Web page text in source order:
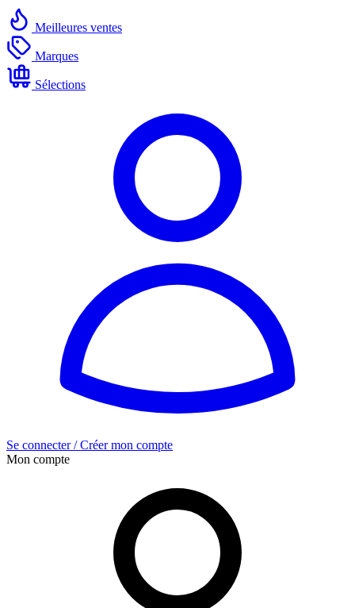
Meilleures ventes
Marques
Sélections
Se connecter / Créer mon compte
Mon compte